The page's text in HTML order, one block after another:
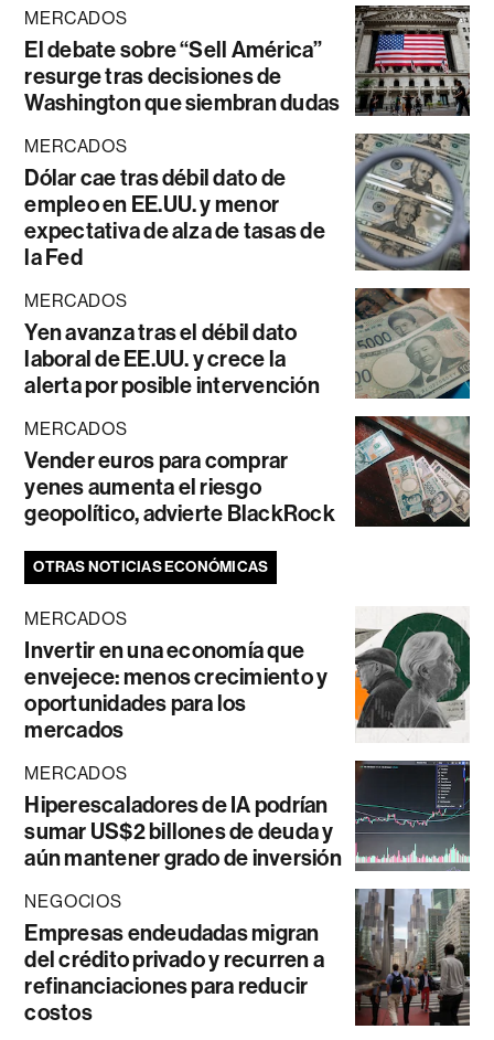
MERCADOS
El debate sobre “Sell América”
resurge tras decisiones de
Washington que siembran dudas
MERCADOS
Dólar cae tras débil dato de
empleo en EE.UU. y menor
expectativa de alza de tasas de
la Fed
MERCADOS
Yen avanza tras el débil dato
laboral de EE.UU. y crece la
alerta por posible intervención
MERCADOS
Vender euros para comprar
yenes aumenta el riesgo
geopolítico, advierte BlackRock
OTRAS NOTICIAS ECONÓMICAS
MERCADOS
Invertir en una economía que
envejece: menos crecimiento y
oportunidades para los
mercados
MERCADOS
Hiperescaladores de IA podrían
sumar US$2 billones de deuda y
aún mantener grado de inversión
NEGOCIOS
Empresas endeudadas migran
del crédito privado y recurren a
refinanciaciones para reducir
costos